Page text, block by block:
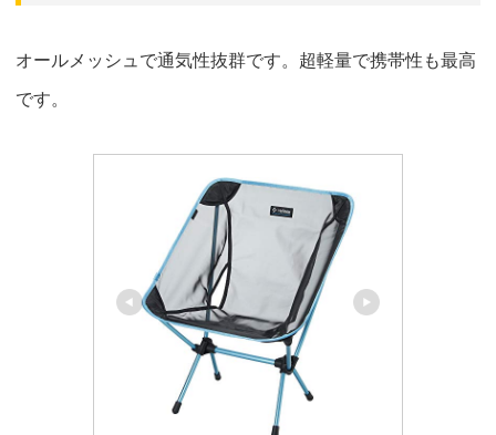
オールメッシュで通気性抜群です。超軽量で携帯性も最高
です。